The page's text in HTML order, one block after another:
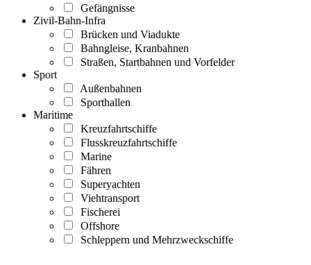
Gefängnisse
Zivil-Bahn-Infra
Brücken und Viadukte
Bahngleise, Kranbahnen
Straßen, Startbahnen und Vorfelder
Sport
Außenbahnen
Sporthallen
Maritime
Kreuzfahrtschiffe
Flusskreuzfahrtschiffe
Marine
Fähren
Superyachten
Viehtransport
Fischerei
Offshore
Schleppern und Mehrzweckschiffe